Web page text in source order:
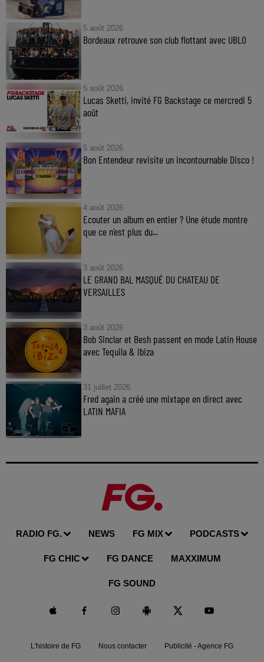
5 août 2026
Bordeaux retrouve son club flottant avec UBLO
5 août 2026
Lucas Sketti, invité FG Backstage ce mercredi 5
août
5 août 2026
Bon Entendeur revisite un incontournable Disco !
4 août 2026
Ecouter un album en entier ? Une étude montre
que ce n’est plus du...
3 août 2026
LE GRAND BAL MASQUÉ DU CHATEAU DE
VERSAILLES
3 août 2026
Bob Sinclar et Besh passent en mode Latin House
avec Tequila & Ibiza
31 juillet 2026
Fred again a créé une mixtape en direct avec
LATIN MAFIA
RADIO FG. NEWS FG MIX PODCASTS
FG CHIC FG DANCE MAXXIMUM
FG SOUND
L'histoire de FG Nous contacter Publicité - Agence FG